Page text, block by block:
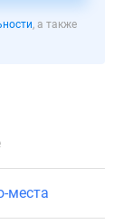
, а также
места